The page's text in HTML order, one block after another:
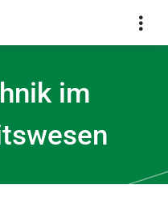
KONTAKT
im